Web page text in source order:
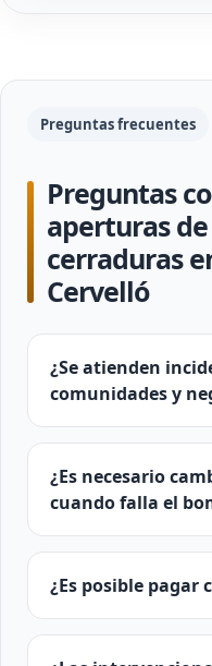
Preguntas frecuentes
Preguntas
aperturas
cerraduras
Cervelló
¿Se atienden
comunidades y
¿Es necesario
cuando falla el
¿Es posible